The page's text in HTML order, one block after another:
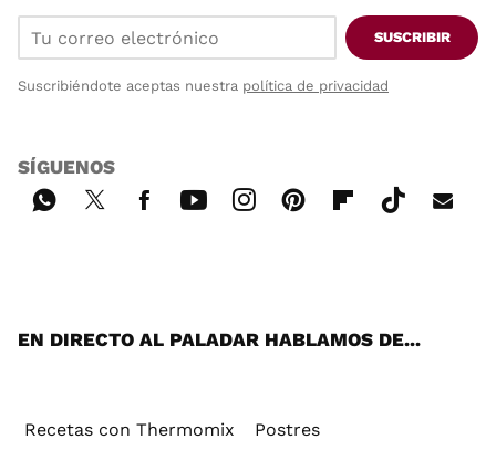
SUSCRIBIR
Suscribiéndote aceptas nuestra política de privacidad
SÍGUENOS
EN DIRECTO AL PALADAR HABLAMOS DE...
Recetas con Thermomix Postres